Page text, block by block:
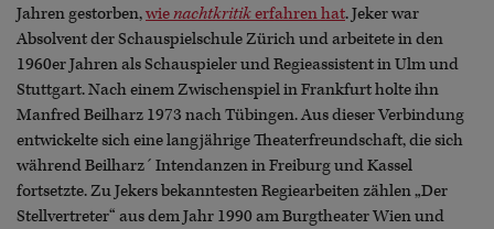
Jahren gestorben,wienachtkritikerfahren hat. Jeker war
Absolvent der Schauspielschule Zürich und arbeitete in den
1960er Jahren als Schauspieler und Regieassistent in Ulm und
Stuttgart. Nach einem Zwischenspiel in Frankfurt holte ihn
Manfred Beilharz 1973 nach Tübingen. Aus dieser Verbindung
entwickelte sich eine langjährige Theaterfreundschaft, die sich
während Beilharz´ Intendanzen in Freiburg und Kassel
fortsetzte. Zu Jekers bekanntesten Regiearbeiten zählen „Der
Stellvertreter“ aus dem Jahr 1990 am Burgtheater Wien und